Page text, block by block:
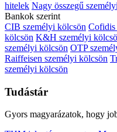
hitelek Nagy összegű
Bankok szerint
CIB személyi kölcsön Cofidis
kölcsön K&H személyi
személyi kölcsön OTP
Raiffeisen személyi kölcsön
személyi kölcsön
Tudástár
Gyors magyarázatok, hogy